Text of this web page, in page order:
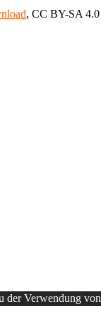
, CC BY-SA 4.0
der Verwendung